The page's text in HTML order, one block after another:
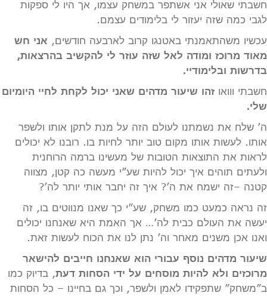
חשבתי שאולי אני אשתפר במשחק עצמו, אך היו לי ספקות
לגבי כמה שזה יעזור לי בלימודים עצמם.
עכשיו משהתאמנתי באטנגו קרוב לארבעה חודשים, אני חש
מאוד מרוכז ומודה לאל שזה עוזר לי להקשיב בהרצאות,
בדרשות ובלימודיי.
חשבתי ווואו זהו שיעור מדהים שאני יכול לקחת לחיי היומיום
שלי.
ה’ שלח את נשמתנו לעולם הזה על מנת לתקן אותו ולשפר
אותו. לעשות אותו מקום טוב יותר לחיות בו. רובנו לא יכולים
לראות את התוצאות הטובות של מעשינו ברמה הרוחנית
ולעתים תוהים איך יכול להיות שע”י מעשה כה קטן, מצווה
קטנה –זה ישמח את ה’? איך זה יחבר אותי יותר לה’?
זה נראה כמעט כמו משחק, שע”י כך שאנו מנווטים בו, זה
יעשה את העולם כבית לה’… אך האמת היא שאנחנו יכולים
ואנו אכן משנים מאחר וה’ נתן לנו את הכוח לעשות זאת.
שיעור מדהים נוסף עבורי הוא שאנחנו חייבים להישאר
מרוכזים ולא להיות מוסחים על ידי הסחות דעת, בדיוק כמו
ב”משחק” שתפקידו לאמן ולשפר, וכך גם בחיינו – כל הסחות